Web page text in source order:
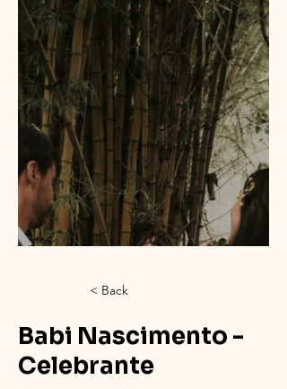
< Back
Babi Nascimento -
Celebrante